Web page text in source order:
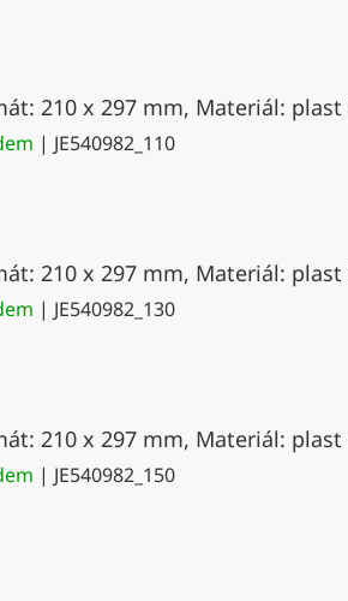
210 x 297 mm, Materiál:
| JE540982_110
210 x 297 mm, Materiál:
| JE540982_130
210 x 297 mm, Materiál:
| JE540982_150